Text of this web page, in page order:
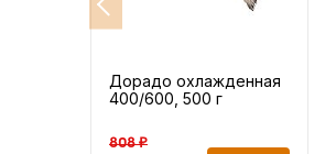
Дорадо охлажденная
400/600, 500 г
808 ₽